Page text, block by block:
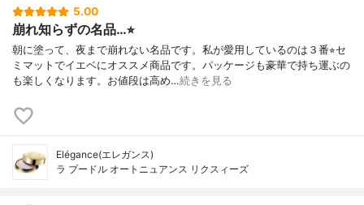
5.00
崩れ知らずの名品…⭐︎
朝に塗って、夜まで崩れない名品です。私が愛用しているのは３番⭐︎セ
ミマットでイエベにオススメ商品です。パッケージも豪華で持ち運ぶの
も楽しくなります。お値段は高め…続きを見る
Elégance(エレガンス)
ラ プードル オートニュアンス リクスィーズ